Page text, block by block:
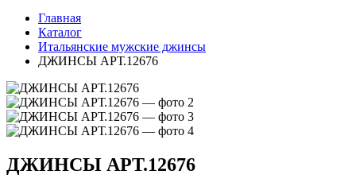
Главная
Каталог
Итальянские мужские джинсы
ДЖИНСЫ АРТ.12676
ДЖИНСЫ АРТ.12676